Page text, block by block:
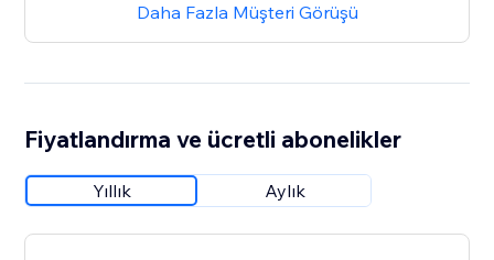
Daha Fazla Müşteri Görüşü
Fiyatlandırma ve ücretli abonelikler
Yıllık Aylık